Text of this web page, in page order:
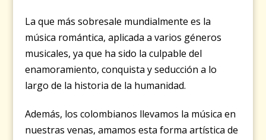
La que más sobresale mundialmente es la
música romántica, aplicada a varios géneros
musicales, ya que ha sido la culpable del
enamoramiento, conquista y seducción a lo
largo de la historia de la humanidad.
Además, los colombianos llevamos la música en
nuestras venas, amamos esta forma artística de